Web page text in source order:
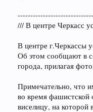
/// В центре Черкасс
В центре г.Черкассы
Об этом сообщают в
города, прилагая
Примечательно, что
во время фашистской
виселицу, на которой